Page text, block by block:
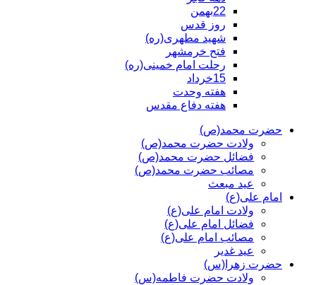
22بهمن
روز قدس
شهید مطهری(ره)
فتح خرمشهر
رحلت امام خمینی(ره)
15خرداد
هفته وحدت
هفته دفاع مقدس
حضرت محمد(ص)
ولادت حضرت محمد(ص)
فضائل حضرت محمد(ص)
مصائب حضرت محمد(ص)
عید مبعث
امام علی(ع)
ولادت امام علی(ع)
فضائل امام علی(ع)
مصائب امام علی(ع)
عید غدیر
حضرت زهرا(س)
ولادت حضرت فاطمه(س)